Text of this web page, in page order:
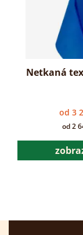
Netkaná
od 3
od2